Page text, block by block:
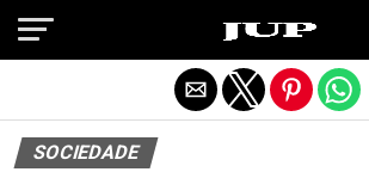
SOCIEDADE
Exit mobile version